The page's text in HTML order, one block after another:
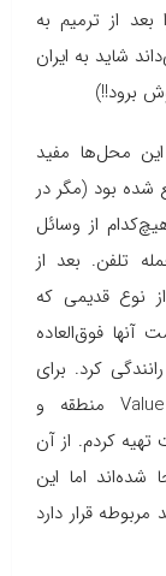
بعد از ترمیم به
شاید به ایران
برود!!)
محل‌ها مفید
شده بود (مگر در
از وسائل
تلفن. بعد از
نوع قدیمی که
آنها فوق‌العاده
کرد. برای
همین سری زدم به نزدیک‌ترین Value Village منطقه و
با ۳-۴ دلار قیمت تهیه کردم. از آن
شده‌اند اما این
قرار دارد